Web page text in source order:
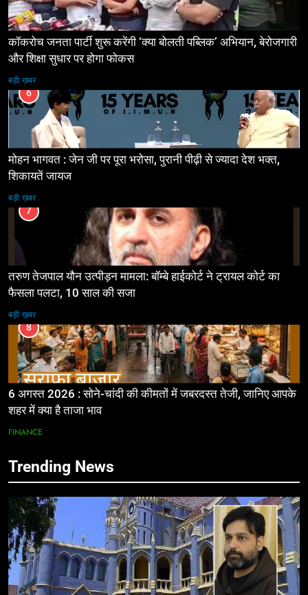
कॉकरोच जनता पार्टी शुरू करेंगी ‘क्या बोलती पब्लिक’ अभियान, बेरोजगारी
और शिक्षा सुधार पर होगा फोकस
बड़ी ख़बर
6
मोहन भागवत : जेन जी पर पूरा भरोसा, पुरानी पीढ़ी से ज्यादा देश भक्त,
शिकायतें जायज
बड़ी ख़बर
7
तरुण तेजपाल यौन उत्पीड़न मामला: बॉम्बे हाईकोर्ट ने ट्रायल कोर्ट का
फैसला पलटा, 10 साल की सजा
बड़ी ख़बर
8
6 अगस्त 2026 : सोने-चांदी की कीमतों में जबरदस्त तेजी, जानिए आपके
शहर में क्या है ताजा भाव
FINANCE
Trending News